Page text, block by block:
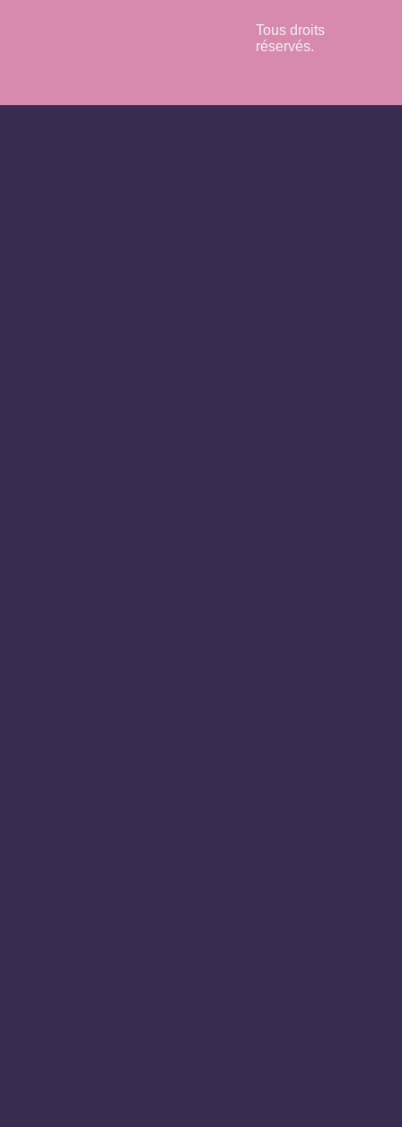
Tous droits
réservés.